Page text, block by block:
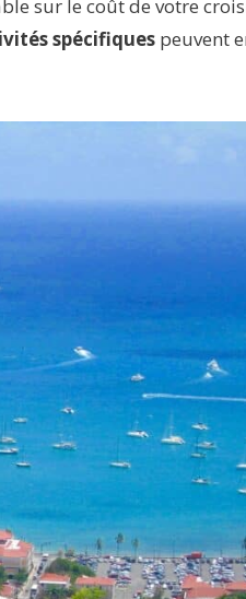
sur le coût de votre
spécifiques peuvent